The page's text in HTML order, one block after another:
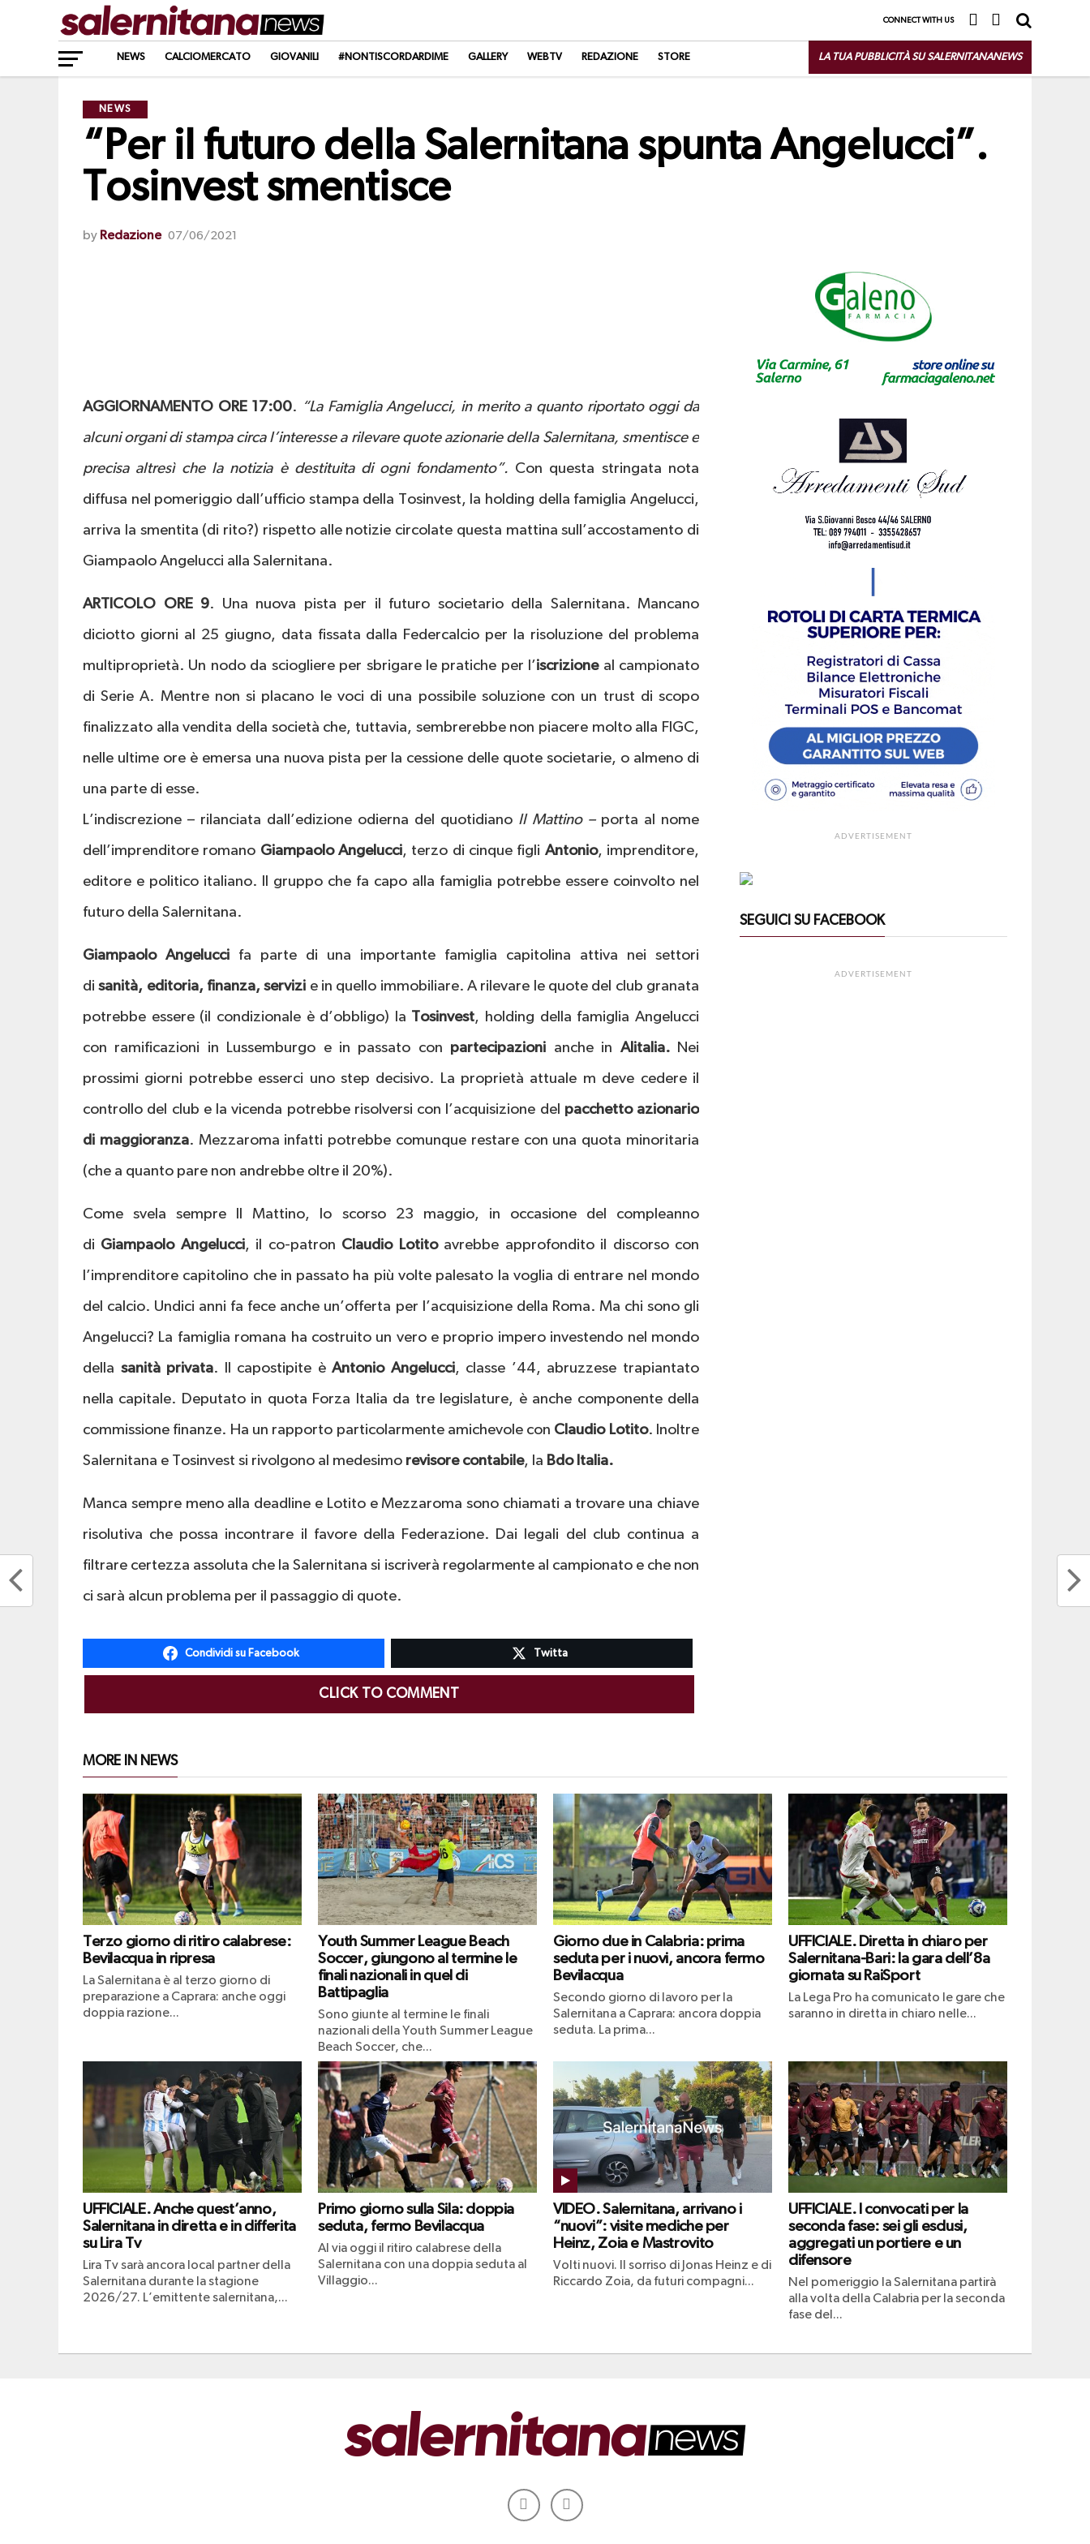
CONNECT WITH US
NEWS CALCIOMERCATO GIOVANILI #NONTISCORDARDIME GALLERY WEBTV REDAZIONE STORE LA TUA PUBBLICITÀ SU SALERNITANANEWS
NEWS
“Per il futuro della Salernitana spunta Angelucci”.
Tosinvest smentisce
by Redazione 07/06/2021
AGGIORNAMENTO ORE 17:00. “La Famiglia Angelucci, in merito a quanto riportato oggi da
alcuni organi di stampa circa l’interesse a rilevare quote azionarie della Salernitana, smentisce e
precisa altresì che la notizia è destituita di ogni fondamento”. Con questa stringata nota
diffusa nel pomeriggio dall’ufficio stampa della Tosinvest, la holding della famiglia Angelucci,
arriva la smentita (di rito?) rispetto alle notizie circolate questa mattina sull’accostamento di
Giampaolo Angelucci alla Salernitana.
ARTICOLO ORE 9. Una nuova pista per il futuro societario della Salernitana. Mancano
diciotto giorni al 25 giugno, data fissata dalla Federcalcio per la risoluzione del problema
multiproprietà. Un nodo da sciogliere per sbrigare le pratiche per l’iscrizione al campionato
di Serie A. Mentre non si placano le voci di una possibile soluzione con un trust di scopo
finalizzato alla vendita della società che, tuttavia, sembrerebbe non piacere molto alla FIGC,
nelle ultime ore è emersa una nuova pista per la cessione delle quote societarie, o almeno di
una parte di esse.
L’indiscrezione – rilanciata dall’edizione odierna del quotidiano Il Mattino – porta al nome
dell’imprenditore romano Giampaolo Angelucci, terzo di cinque figli Antonio, imprenditore,
editore e politico italiano. Il gruppo che fa capo alla famiglia potrebbe essere coinvolto nel
futuro della Salernitana.
Giampaolo Angelucci fa parte di una importante famiglia capitolina attiva nei settori
disanità, editoria, finanza, servizi e in quello immobiliare. A rilevare le quote del club granata
potrebbe essere (il condizionale è d’obbligo) la Tosinvest, holding della famiglia Angelucci
con ramificazioni in Lussemburgo e in passato con partecipazioni anche in Alitalia. Nei
prossimi giorni potrebbe esserci uno step decisivo. La proprietà attuale m deve cedere il
controllo del club e la vicenda potrebbe risolversi con l’acquisizione del pacchetto azionario
di maggioranza. Mezzaroma infatti potrebbe comunque restare con una quota minoritaria
(che a quanto pare non andrebbe oltre il 20%).
Come svela sempre Il Mattino, lo scorso 23 maggio, in occasione del compleanno
di Giampaolo Angelucci, il co-patron Claudio Lotito avrebbe approfondito il discorso con
l’imprenditore capitolino che in passato ha più volte palesato la voglia di entrare nel mondo
del calcio. Undici anni fa fece anche un’offerta per l’acquisizione della Roma. Ma chi sono gli
Angelucci? La famiglia romana ha costruito un vero e proprio impero investendo nel mondo
della sanità privata. Il capostipite èAntonio Angelucci, classe ’44, abruzzese trapiantato
nella capitale. Deputato in quota Forza Italia da tre legislature, è anche componente della
commissione finanze. Ha un rapporto particolarmente amichevole con Claudio Lotito. Inoltre
Salernitana e Tosinvest si rivolgono al medesimo revisore contabile, la Bdo Italia.
Manca sempre meno alla deadline e Lotito e Mezzaroma sono chiamati a trovare una chiave
risolutiva che possa incontrare il favore della Federazione. Dai legali del club continua a
filtrare certezza assoluta che la Salernitana si iscriverà regolarmente al campionato e che non
ci sarà alcun problema per il passaggio di quote.
Condividi su Facebook Twitta
CLICK TO COMMENT
ADVERTISEMENT
SEGUICI SU FACEBOOK
ADVERTISEMENT
MORE IN NEWS
Terzo giorno di ritiro calabrese:
Bevilacqua in ripresa
La Salernitana è al terzo giorno di
preparazione a Caprara: anche oggi
doppia razione...
Youth Summer League Beach
Soccer, giungono al termine le
finali nazionali in quel di
Battipaglia
Sono giunte al termine le finali
nazionali della Youth Summer League
Beach Soccer, che...
Giorno due in Calabria: prima
seduta per i nuovi, ancora fermo
Bevilacqua
Secondo giorno di lavoro per la
Salernitana a Caprara: ancora doppia
seduta. La prima...
UFFICIALE. Diretta in chiaro per
Salernitana-Bari: la gara dell’8a
giornata su RaiSport
La Lega Pro ha comunicato le gare che
saranno in diretta in chiaro nelle...
UFFICIALE. Anche quest’anno,
Salernitana in diretta e in differita
su Lira Tv
Lira Tv sarà ancora local partner della
Salernitana durante la stagione
2026/27. L’emittente salernitana,...
Primo giorno sulla Sila: doppia
seduta, fermo Bevilacqua
Al via oggi il ritiro calabrese della
Salernitana con una doppia seduta al
Villaggio...
VIDEO. Salernitana, arrivano i
“nuovi”: visite mediche per
Heinz, Zoia e Mastrovito
Volti nuovi. Il sorriso di Jonas Heinz e di
Riccardo Zoia, da futuri compagni...
UFFICIALE. I convocati per la
seconda fase: sei gli esclusi,
aggregati un portiere e un
difensore
Nel pomeriggio la Salernitana partirà
alla volta della Calabria per la seconda
fase del...